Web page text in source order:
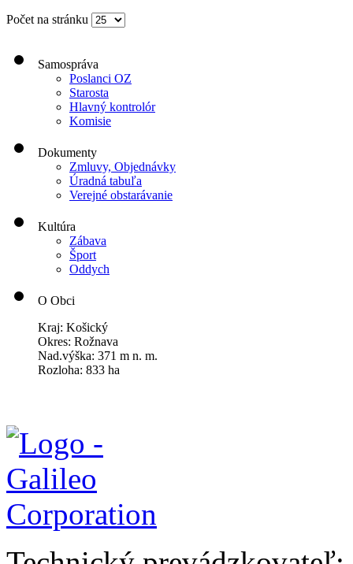
Počet na stránku
Samospráva
Poslanci OZ
Starosta
Hlavný kontrolór
Komisie
Dokumenty
Zmluvy, Objednávky
Úradná tabuľa
Verejné obstarávanie
Kultúra
Zábava
Šport
Oddych
O Obci
Kraj: Košický
Okres: Rožnava
Nad.výška: 371 m n. m.
Rozloha: 833 ha